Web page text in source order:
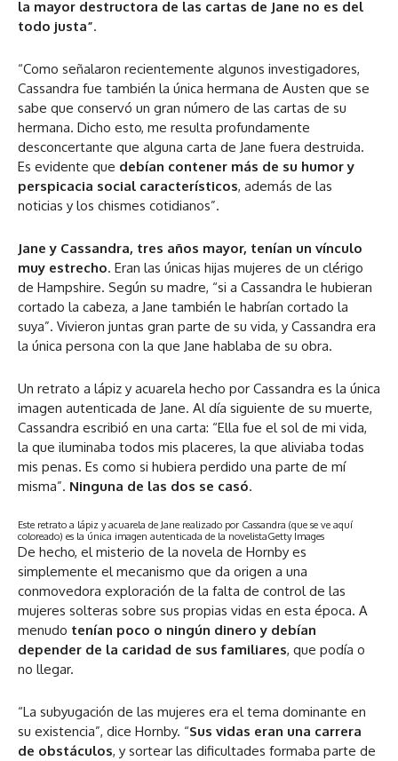
la mayor destructora de las cartas de Jane no es del
todo justa”.
“Como señalaron recientemente algunos investigadores,
Cassandra fue también la única hermana de Austen que se
sabe que conservó un gran número de las cartas de su
hermana. Dicho esto, me resulta profundamente
desconcertante que alguna carta de Jane fuera destruida.
Es evidente que debían contener más de su humor y
perspicacia social característicos, además de las
noticias y los chismes cotidianos”.
Jane y Cassandra, tres años mayor, tenían un vínculo
muy estrecho. Eran las únicas hijas mujeres de un clérigo
de Hampshire. Según su madre, “si a Cassandra le hubieran
cortado la cabeza, a Jane también le habrían cortado la
suya”. Vivieron juntas gran parte de su vida, y Cassandra era
la única persona con la que Jane hablaba de su obra.
Un retrato a lápiz y acuarela hecho por Cassandra es la única
imagen autenticada de Jane. Al día siguiente de su muerte,
Cassandra escribió en una carta: “Ella fue el sol de mi vida,
la que iluminaba todos mis placeres, la que aliviaba todas
mis penas. Es como si hubiera perdido una parte de mí
misma”. Ninguna de las dos se casó.
Este retrato a lápiz y acuarela de Jane realizado por Cassandra (que se ve aquí
coloreado) es la única imagen autenticada de la novelistaGetty Images
De hecho, el misterio de la novela de Hornby es
simplemente el mecanismo que da origen a una
conmovedora exploración de la falta de control de las
mujeres solteras sobre sus propias vidas en esta época. A
menudo tenían poco o ningún dinero y debían
depender de la caridad de sus familiares, que podía o
no llegar.
“La subyugación de las mujeres era el tema dominante en
su existencia”, dice Hornby. “Sus vidas eran una carrera
de obstáculos, y sortear las dificultades formaba parte de